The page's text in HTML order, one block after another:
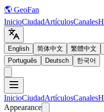
🌎 GeoFan
InicioCiudadArtículosCanales
English 简体中文 繁體中文
Português
Deutsch 한국어
InicioCiudadArtículosCanales
Appearance